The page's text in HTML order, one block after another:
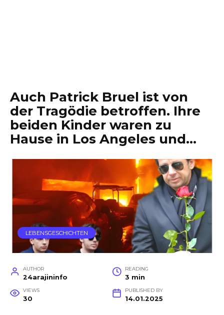
Auch Patrick Bruel ist von
der Tragödie betroffen. Ihre
beiden Kinder waren zu
Hause in Los Angeles und…
LEBENSGESCHICHTEN
AUTHOR
24arajininfo
READING
3 min
VIEWS
30
PUBLISHED BY
14.01.2025